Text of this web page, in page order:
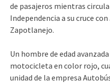
de pasajeros mientras
Independencia a su cruce
Zapotlanejo.
Un hombre de edad
motocicleta en color rojo,
unidad de la empresa